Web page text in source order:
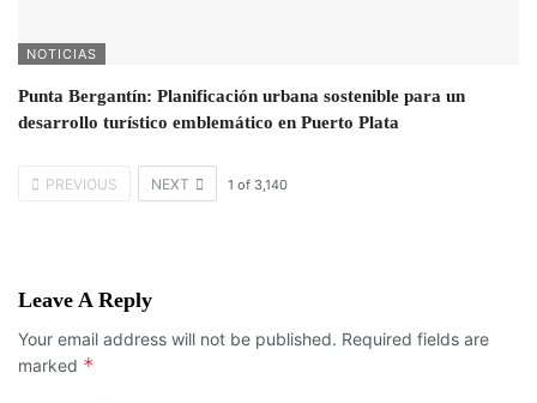
NOTICIAS
Punta Bergantín: Planificación urbana sostenible para un
desarrollo turístico emblemático en Puerto Plata
PREVIOUS NEXT 1 of 3,140
Leave A Reply
Your email address will not be published. Required fields are
marked *